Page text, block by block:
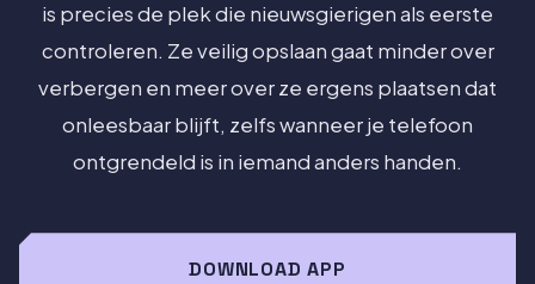
is precies de plek die nieuwsgierigen als eerste
controleren. Ze veilig opslaan gaat minder over
verbergen en meer over ze ergens plaatsen dat
onleesbaar blijft, zelfs wanneer je telefoon
ontgrendeld is in iemand anders handen.
DOWNLOAD APP